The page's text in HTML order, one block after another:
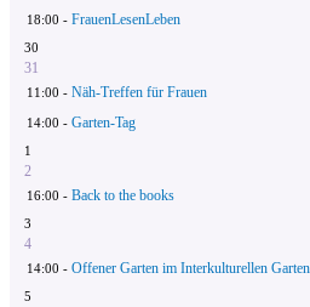
18:00 - FrauenLesenLeben
30
31
11:00 - Näh-Treffen für Frauen
14:00 - Garten-Tag
1
2
16:00 - Back to the books
3
4
14:00 - Offener Garten im Interkulturellen
5